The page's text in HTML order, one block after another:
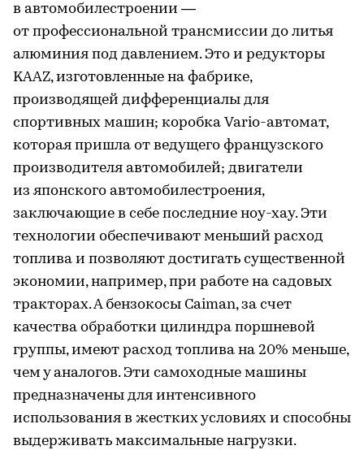
в автомобилестроении —
от профессиональной трансмиссии до литья
алюминия под давлением. Это и редукторы
KAAZ, изготовленные на фабрике,
производящей дифференциалы для
спортивных машин; коробка Vario-автомат,
которая пришла от ведущего французского
производителя автомобилей; двигатели
из японского автомобилестроения,
заключающие в себе последние ноу-хау. Эти
технологии обеспечивают меньший расход
топлива и позволяют достигать существенной
экономии, например, при работе на садовых
тракторах. А бензокосы Caiman, за счет
качества обработки цилиндра поршневой
группы, имеют расход топлива на 20% меньше,
чем у аналогов. Эти самоходные машины
предназначены для интенсивного
использования в жестких условиях и способны
выдерживать максимальные нагрузки.